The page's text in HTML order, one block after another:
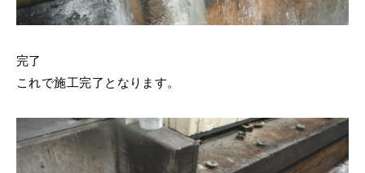
完了
これで施工完了となります。